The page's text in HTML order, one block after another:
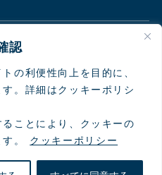
認
の利便性向上を目的に、
。詳細はクッキーポリシ
ことにより、クッキーの
。
クッキーポリシー